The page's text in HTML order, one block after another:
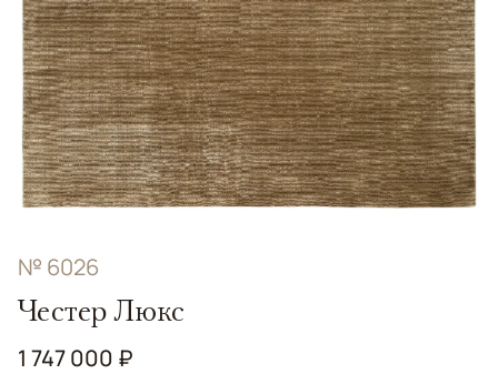
№ 6026
Честер Люкс
1 747 000 ₽